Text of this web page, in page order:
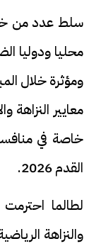
سلط عدد من
محليا ودوليا
ومؤثرة خلال
معايير النزاهة
خاصة في
القدم 2026.
لطالما
والنزاهة